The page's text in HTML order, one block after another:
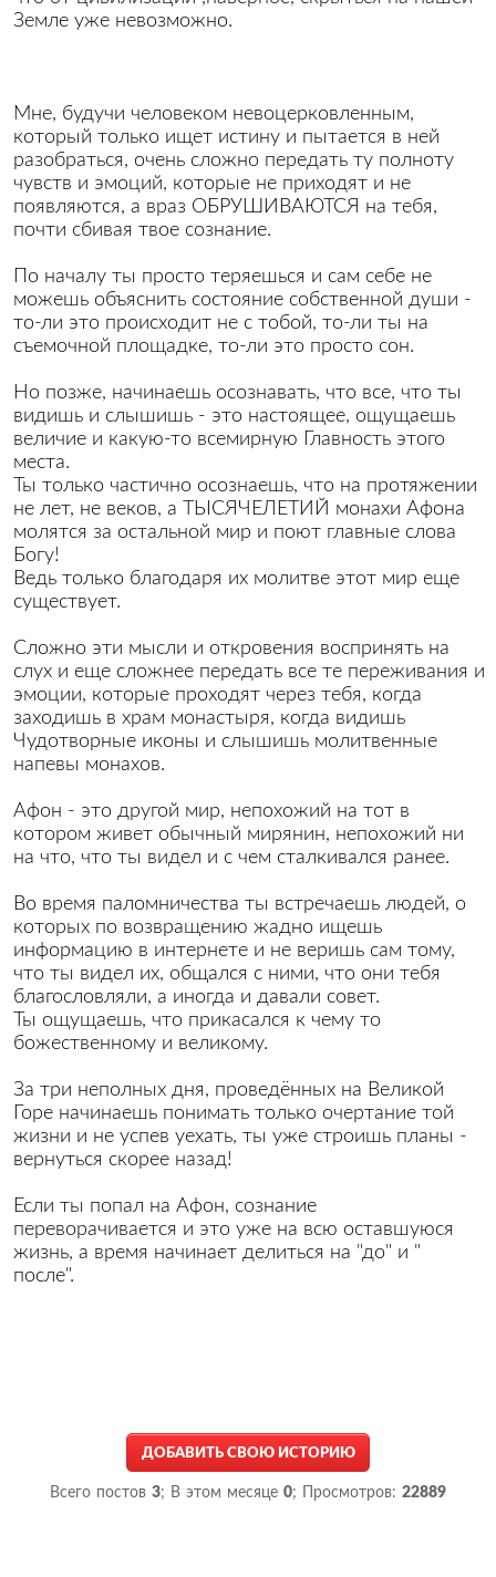
Земле уже невозможно.
Мне, будучи человеком невоцерковленным,
который только ищет истину и пытается в ней
разобраться, очень сложно передать ту полноту
чувств и эмоций, которые не приходят и не
появляются, а враз ОБРУШИВАЮТСЯ на тебя,
почти сбивая твое сознание.
По началу ты просто теряешься и сам себе не
можешь объяснить состояние собственной души -
то-ли это происходит не с тобой, то-ли ты на
съемочной площадке, то-ли это просто сон.
Но позже, начинаешь осознавать, что все, что ты
видишь и слышишь - это настоящее, ощущаешь
величие и какую-то всемирную Главность этого
места.
Ты только частично осознаешь, что на протяжении
не лет, не веков, а ТЫСЯЧЕЛЕТИЙ монахи Афона
молятся за остальной мир и поют главные слова
Богу!
Ведь только благодаря их молитве этот мир еще
существует.
Сложно эти мысли и откровения воспринять на
слух и еще сложнее передать все те переживания и
эмоции, которые проходят через тебя, когда
заходишь в храм монастыря, когда видишь
Чудотворные иконы и слышишь молитвенные
напевы монахов.
Афон - это другой мир, непохожий на тот в
котором живет обычный мирянин, непохожий ни
на что, что ты видел и с чем сталкивался ранее.
Во время паломничества ты встречаешь людей, о
которых по возвращению жадно ищешь
информацию в интернете и не веришь сам тому,
что ты видел их, общался с ними, что они тебя
благословляли, а иногда и давали совет.
Ты ощущаешь, что прикасался к чему то
божественному и великому.
За три неполных дня, проведённых на Великой
Горе начинаешь понимать только очертание той
жизни и не успев уехать, ты уже строишь планы -
вернуться скорее назад!
Если ты попал на Афон, сознание
переворачивается и это уже на всю оставшуюся
жизнь, а время начинает делиться на "до" и "
после".
ДОБАВИТЬ СВОЮ ИСТОРИЮ
Всего постов 3; В этом месяце 0; Просмотров: 22889